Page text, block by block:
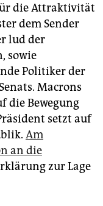
die Attraktivität
dem Sender
lud der
sowie
Politiker der
Macrons
die Bewegung
setzt auf
Am
an die
zur Lage